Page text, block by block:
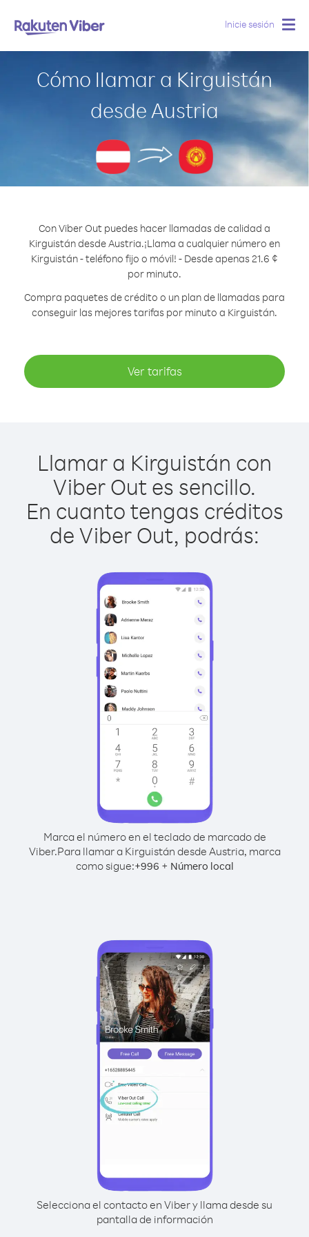
Inicie sesión
Cómo llamar a Kirguistán
desde Austria
Con Viber Out puedes hacer llamadas de calidad a
Kirguistán desde Austria.¡Llama a cualquier número en
Kirguistán - teléfono fijo o móvil! - Desde apenas 21.6 ¢
por minuto.
Compra paquetes de crédito o un plan de llamadas para
conseguir las mejores tarifas por minuto a Kirguistán.
Ver tarifas
Llamar a Kirguistán con
Viber Out es sencillo.
En cuanto tengas créditos
de Viber Out, podrás:
Marca el número en el teclado de marcado de
Viber.Para llamar a Kirguistán desde Austria, marca
como sigue:+996 + Número local
Selecciona el contacto en Viber y llama desde su
pantalla de información